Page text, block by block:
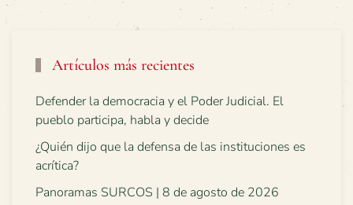
Artículos más recientes
Defender la democracia y el Poder Judicial. El
pueblo participa, habla y decide
¿Quién dijo que la defensa de las instituciones es
acrítica?
Panoramas SURCOS | 8 de agosto de 2026